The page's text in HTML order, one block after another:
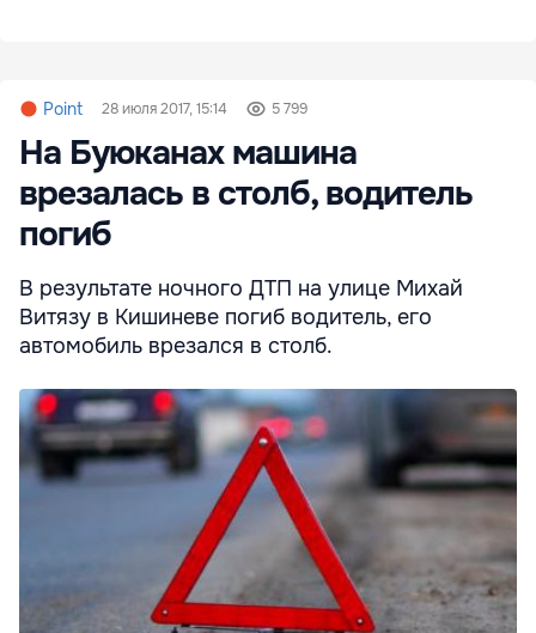
Point 28 июля 2017, 15:14 5 799
На Буюканах машина
врезалась в столб, водитель
погиб
В результате ночного ДТП на улице Михай
Витязу в Кишиневе погиб водитель, его
автомобиль врезался в столб.